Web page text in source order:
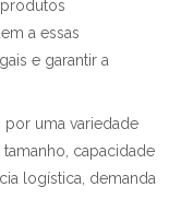
a essas
e garantir a
uma variedade
capacidade
logística, demanda